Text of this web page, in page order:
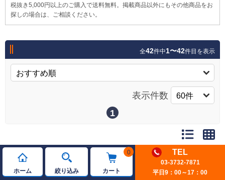
ホーム 絞り込み
0
カート
TEL
03-3732-7871
平日9：00～17：00
税抜き5,000円以上のご購入で送料無料。掲載商品以外にもその他商品をお
探しの場合は、ご相談ください。
全42件中1〜42件目を表示
表示件数
1
伊藤忠紙パルプ 「ブランコ」高白色マルチコピー
用紙 A3/A4/B4/B5